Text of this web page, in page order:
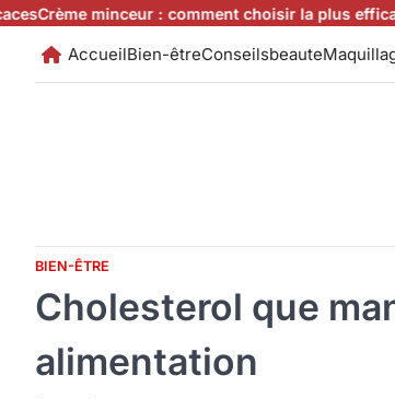
Skip
content
: comment choisir la plus efficace ?Kaki et
AccueilBien-êtreConseilsbeaute
BIEN-ÊTRE
Cholesterol que
alimentation